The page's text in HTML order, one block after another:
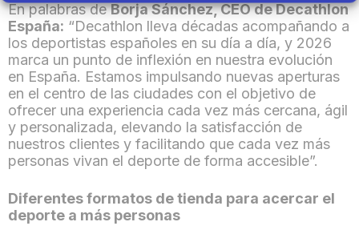
En palabras deBorja Sánchez, CEO de Decathlon
España: “Decathlon lleva décadas acompañando a
los deportistas españoles en su día a día, y 2026
marca un punto de inflexión en nuestra evolución
en España. Estamos impulsando nuevas aperturas
en el centro de las ciudades con el objetivo de
ofrecer una experiencia cada vez más cercana, ágil
y personalizada, elevando la satisfacción de
nuestros clientes y facilitando que cada vez más
personas vivan el deporte de forma accesible”.
Diferentes formatos de tienda para acercar el
deporte a más personas